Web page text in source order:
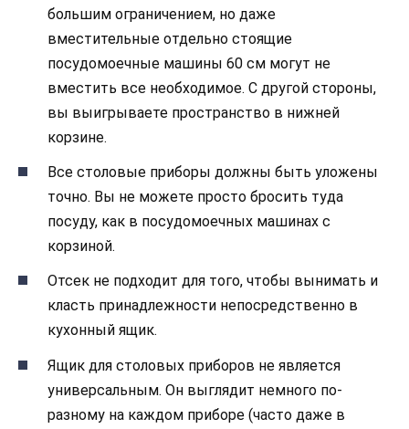
большим ограничением, но даже
вместительные отдельно стоящие
посудомоечные машины 60 см могут не
вместить все необходимое. С другой стороны,
вы выигрываете пространство в нижней
корзине.
Все столовые приборы должны быть уложены
точно. Вы не можете просто бросить туда
посуду, как в посудомоечных машинах с
корзиной.
Отсек не подходит для того, чтобы вынимать и
класть принадлежности непосредственно в
кухонный ящик.
Ящик для столовых приборов не является
универсальным. Он выглядит немного по-
разному на каждом приборе (часто даже в